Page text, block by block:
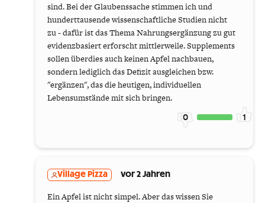
sind. Bei der Glaubenssache stimmen ich und
hunderttausende wissenschaftliche Studien nicht
zu - dafür ist das Thema Nahrungsergänzung zu gut
evidenzbasiert erforscht mittlerweile. Supplements
sollen überdies auch keinen Apfel nachbauen,
sondern lediglich das Defizit ausgleichen bzw.
"ergänzen", das die heutigen, individuellen
Lebensumstände mit sich bringen.
0 1
Village Pizza vor 2 Jahren
Ein Apfel ist nicht simpel. Aber das wissen Sie